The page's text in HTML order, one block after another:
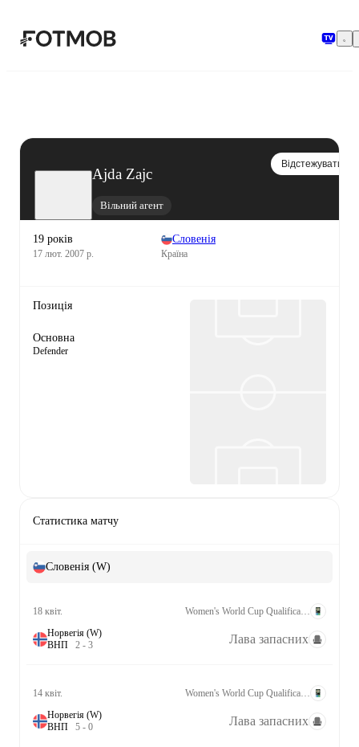
Ajda Zajc
Вільний агент
Відстежувати
19 років
17 лют. 2007 р.
Словенія
Країна
Позиція
Основна
Defender
Статистика матчу
Словенія (W)
18 квіт.
Women's World Cup Qualification UEFA League A Grp. 4
Норвегія (W)
ВНП 2 - 3 Лава запасних
14 квіт.
Women's World Cup Qualification UEFA League A Grp. 4
Норвегія (W)
ВНП 5 - 0 Лава запасних